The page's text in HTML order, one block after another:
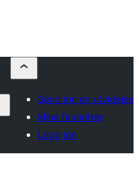
Send inn en utvidelse
Mine favoritter
Logg inn